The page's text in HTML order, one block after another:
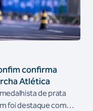
confirma
Atlética
de prata
foi destaque com